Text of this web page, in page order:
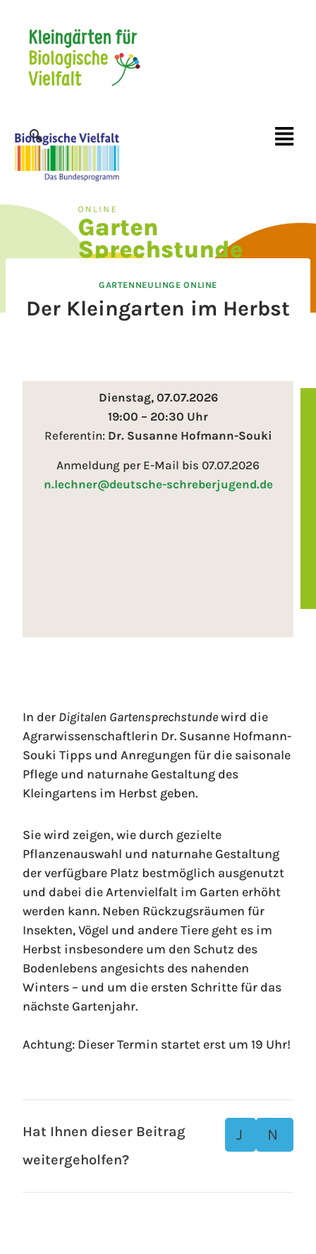
GARTENNEULINGE ONLINE
Der Kleingarten im Herbst
Dienstag, 07.07.2026
19:00 – 20:30 Uhr
Referentin: Dr. Susanne Hofmann-Souki
Anmeldung per E-Mail bis 07.07.2026
n.lechner@deutsche-schreberjugend.de
In der Digitalen Gartensprechstundewird die
Agrarwissenschaftlerin Dr. Susanne Hofmann-
Souki Tipps und Anregungen für die saisonale
Pflege und naturnahe Gestaltung des
Kleingartens im Herbst geben.
Sie wird zeigen, wie durch gezielte
Pflanzenauswahl und naturnahe Gestaltung
der verfügbare Platz bestmöglich ausgenutzt
und dabei die Artenvielfalt im Garten erhöht
werden kann. Neben Rückzugsräumen für
Insekten, Vögel und andere Tiere geht es im
Herbst insbesondere um den Schutz des
Bodenlebens angesichts des nahenden
Winters – und um die ersten Schritte für das
nächste Gartenjahr.
Achtung: Dieser Termin startet erst um 19 Uhr!
Hat Ihnen dieser Beitrag
weitergeholfen?
J
N